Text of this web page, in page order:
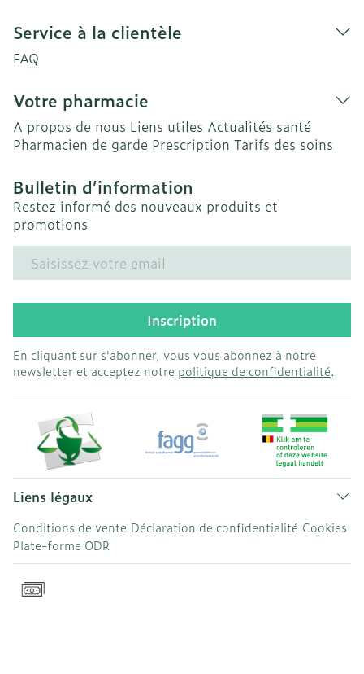
Service à la clientèle
FAQ
Votre pharmacie
A propos de nous Liens utiles Actualités santé
Pharmacien de garde Prescription Tarifs des soins
Bulletin d’information
Restez informé des nouveaux produits et
promotions
Adresse mail
Inscription
En cliquant sur s'abonner, vous vous abonnez à notre
newsletter et acceptez notre politique de confidentialité.
Liens légaux
Conditions de vente Déclaration de confidentialité Cookies
Plate-forme ODR